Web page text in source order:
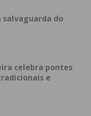
ostermos e
salvaguarda do
celebra pontes
e